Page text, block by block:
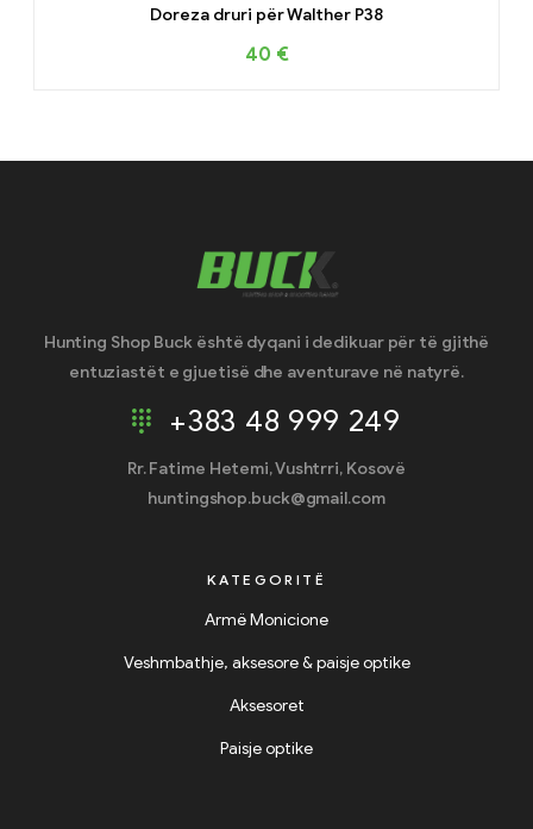
Doreza druri për Walther P38
40 €
Hunting Shop Buck është dyqani i dedikuar për të gjithë
entuziastët e gjuetisë dhe aventurave në natyrë.
+383 48 999 249
Rr. Fatime Hetemi, Vushtrri, Kosovë
huntingshop.buck@gmail.com
KATEGORITË
Armë Monicione
Veshmbathje, aksesore & paisje optike
Aksesoret
Paisje optike